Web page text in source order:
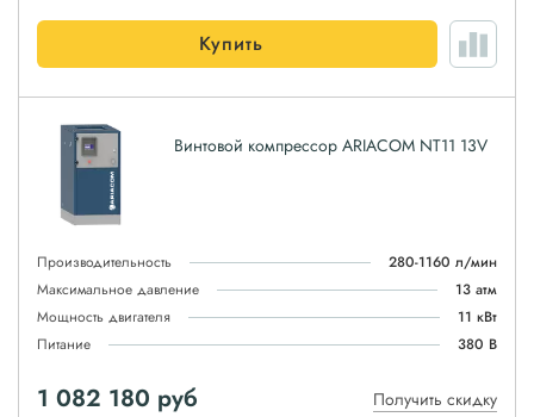
Купить
Винтовой компрессор ARIACOM NT11 13V
Производительность
280-1160 л/мин
Максимальное давление
13 атм
Мощность двигателя
11 кВт
Питание
380 В
1 082 180 руб Получить скидку